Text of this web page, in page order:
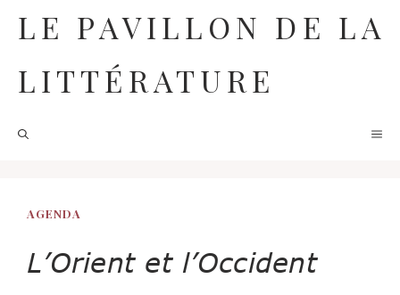
contenu
LE PAVILLON DE LA
LITTÉRATURE
AGENDA
L’Orient et l’Occident